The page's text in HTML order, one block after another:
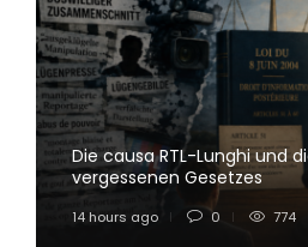
Die causa RTL-Lunghi und
vergessenen Gesetzes
14 hours ago 0 774